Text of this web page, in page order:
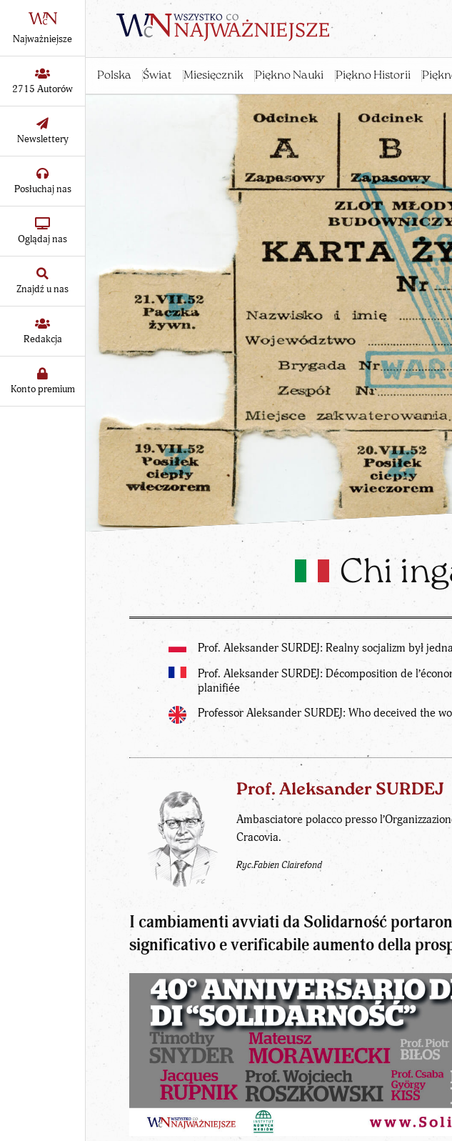
Polska Świat Miesięcznik Piękno Nauki Piękno Historii
Najważniejsze
2715 Autorów
Newslettery
Posłuchaj nas
Oglądaj nas
Znajdź u nas
Redakcja
Konto premium
Chi
Prof. Aleksander SURDEJ: Realny socjalizm był
Prof. Aleksander SURDEJ: Décomposition de
planifiée
Professor Aleksander SURDEJ: Who deceived the
Prof. Aleksander SURDEJ
Ambasciatore polacco presso
Cracovia.
Ryc.Fabien Clairefond
I cambiamenti avviati da Solidarność
significativo e verificabile aumento della